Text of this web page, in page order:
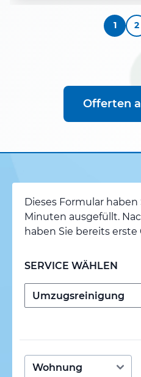
1 2
Offerten
Dieses Formular
Minuten ausgefüllt.
haben Sie bereits
SERVICE WÄHLEN